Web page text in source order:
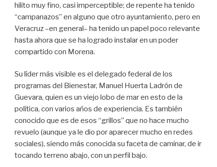
hilito muy fino, casi imperceptible; de repente ha tenido
“campanazos” en alguno que otro ayuntamiento, pero en
Veracruz –en general– ha tenido un papel poco relevante
hasta ahora que se ha logrado instalar en un poder
compartido con Morena.
Su líder más visible es el delegado federal de los
programas del Bienestar, Manuel Huerta Ladrón de
Guevara, quien es un viejo lobo de mar en esto de la
política, con varios años de experiencia. Es también
conocido que es de esos “grillos” que no hace mucho
revuelo (aunque ya le dio por aparecer mucho en redes
sociales), siendo más conocida su faceta de caminar, de ir
tocando terreno abajo, con un perfil bajo.